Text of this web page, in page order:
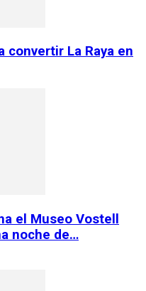
convertir La Raya en
el Museo Vostell
noche de…